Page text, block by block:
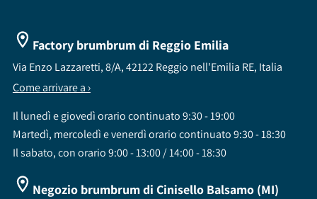
Factory brumbrum di Reggio Emilia
Via Enzo Lazzaretti, 8/A, 42122 Reggio nell'Emilia RE, Italia
Come arrivare a ›
Il lunedì e giovedì orario continuato 9:30 - 19:00
Martedì, mercoledì e venerdì orario continuato 9:30 - 18:30
Il sabato, con orario 9:00 - 13:00 / 14:00 - 18:30
Negozio brumbrum di Cinisello Balsamo (MI)